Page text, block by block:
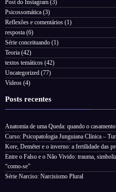
Post do Instagram (3)
Psicossomática (3)
Reflexões e comentários (1)
resposta (6)
Série conceituando (1)
Teoria (42)
textos temáticos (42)
Uncategorized (77)
Videos (4)
Posts recentes
Anatomia de uma Queda: quando o
Curso: Psicopatologia Junguiana Clínica –
Kore, Deméter e o inverno: a fertilidade das
Entre o Falso e o Não Vivido: trauma,
“como-se”
Série Narciso: Narcisismo Plural